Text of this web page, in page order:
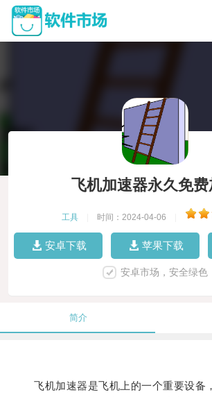
飞机加速器永久免
工具 时间：2024-04-06
安卓下载 苹果下载
安卓市场，安全绿色
简介
飞机加速器是飞机上的一个重要设备